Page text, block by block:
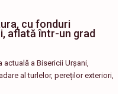
cu fonduri
aflată într-un grad
a Bisericii Urșani,
al turlelor, pereților exteriori,